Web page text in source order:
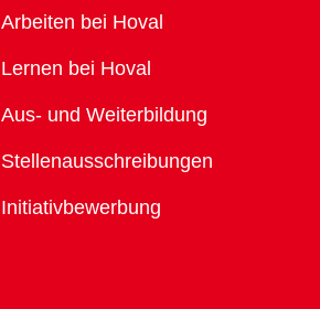
Übersicht
Arbeiten bei Hoval
Lernen bei Hoval
Aus- und Weiterbildung
Stellenausschreibungen
Initiativbewerbung